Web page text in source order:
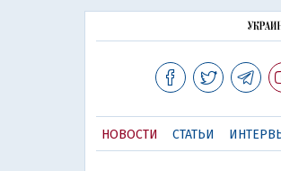
НОВОСТИ СТАТЬИ